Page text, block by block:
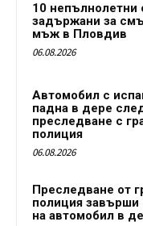
10 непълнолетни
задържани за
мъж в Пловдив
06.08.2026
Автомобил с
падна в дере
преследване с
полиция
06.08.2026
Преследване от
полиция завърши
на автомобил в